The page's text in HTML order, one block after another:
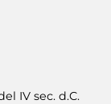
IV sec. d.C.